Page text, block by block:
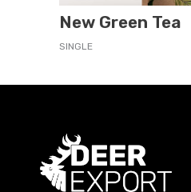
New Green Tea
SINGLE